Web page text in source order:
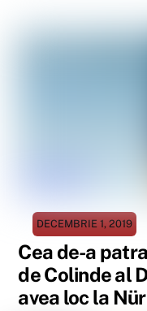
DECEMBRIE 1, 2019
Cea de-a
de Colinde al
avea loc la